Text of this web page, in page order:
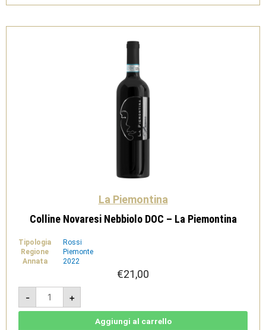
Piemontina
La Piemontina
Colline Novaresi Nebbiolo DOC – La Piemontina
Tipologia
Rossi
Regione
Piemonte
Annata
2022
€21,00
-
Colline
Novaresi
Nebbiolo
DOC
+
Aggiungi al carrello